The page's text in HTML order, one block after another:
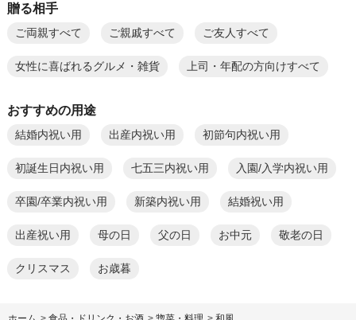
贈る相手
ご両親すべて ご親戚すべて ご友人すべて
女性に喜ばれるグルメ・雑貨 上司・年配の方向けすべて
おすすめの用途
結婚内祝い用 出産内祝い用 初節句内祝い用
初誕生日内祝い用 七五三内祝い用 入園/入学内祝い用
卒園/卒業内祝い用 新築内祝い用 結婚祝い用
出産祝い用 母の日 父の日 お中元 敬老の日
クリスマス お歳暮